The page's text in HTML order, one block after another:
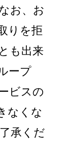
お、お
りを拒
も出来
ープ
ビスの
なくな
承くだ